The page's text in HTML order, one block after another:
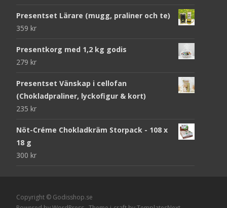
Presentset Lärare (mugg, praliner och te)
359 kr
Presentkorg med 1,2 kg godis
279 kr
Presentset Vänskap i cellofan
(Chokladpraliner, lyckofigur & kort)
235 kr
Nöt-Créme Chokladkräm Storpack - 108 x
18 g
300 kr
Copyright © Godisshop.se